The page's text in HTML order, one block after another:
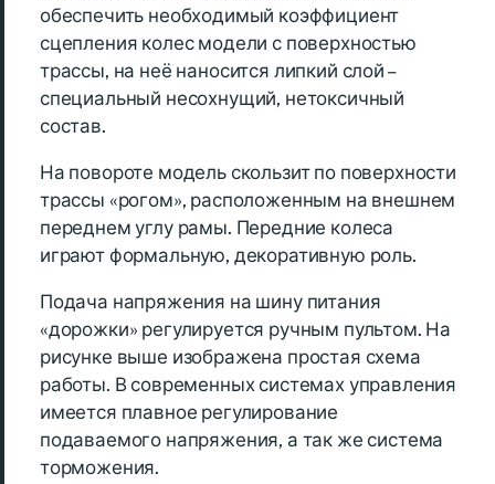
обеспечить необходимый коэффициент
сцепления колес модели с поверхностью
трассы, на неё наносится липкий слой –
специальный несохнущий, нетоксичный
состав.
На повороте модель скользит по поверхности
трассы «рогом», расположенным на внешнем
переднем углу рамы. Передние колеса
играют формальную, декоративную роль.
Подача напряжения на шину питания
«дорожки» регулируется ручным пультом. На
рисунке выше изображена простая схема
работы. В современных системах управления
имеется плавное регулирование
подаваемого напряжения, а так же система
торможения.